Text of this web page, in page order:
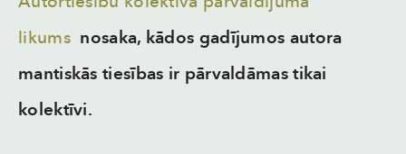
likums nosaka, kādos gadījumos autora
mantiskās tiesības ir pārvaldāmas tikai
kolektīvi.